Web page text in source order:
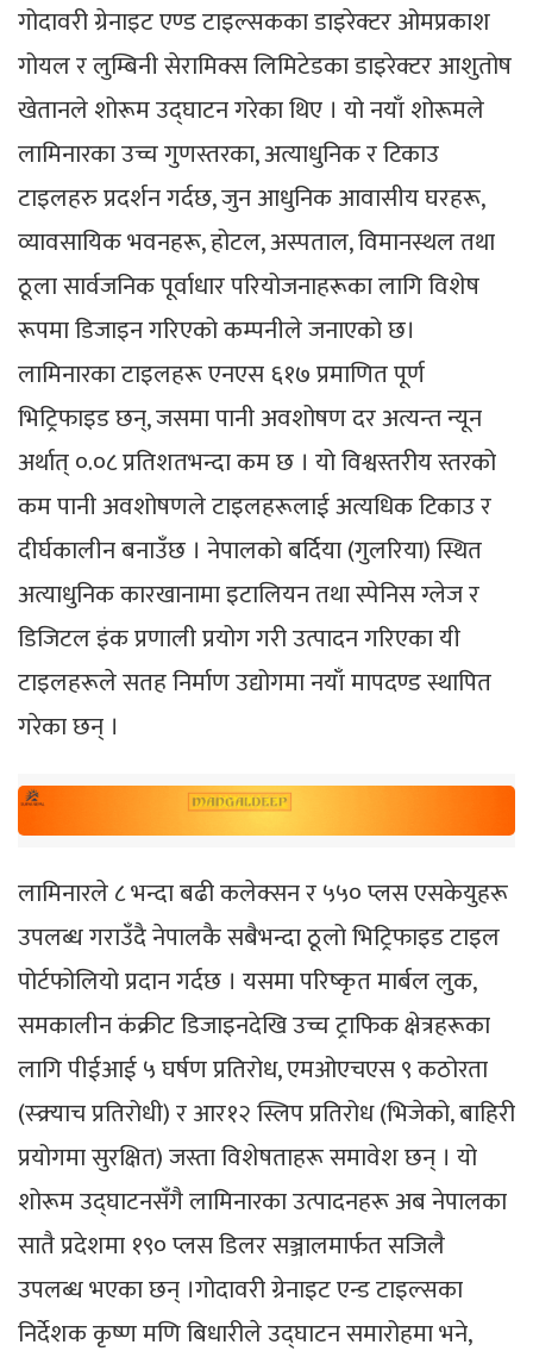
गोदावरी ग्रेनाइट एण्ड टाइल्सकका डाइरेक्टर ओमप्रकाश
गोयल र लुम्बिनी सेरामिक्स लिमिटेडका डाइरेक्टर आशुतोष
खेतानले शोरूम उद्घाटन गरेका थिए । यो नयाँ शोरूमले
लामिनारका उच्च गुणस्तरका, अत्याधुनिक र टिकाउ
टाइलहरु प्रदर्शन गर्दछ, जुन आधुनिक आवासीय घरहरू,
व्यावसायिक भवनहरू, होटल, अस्पताल, विमानस्थल तथा
ठूला सार्वजनिक पूर्वाधार परियोजनाहरूका लागि विशेष
रूपमा डिजाइन गरिएको कम्पनीले जनाएको छ।
लामिनारका टाइलहरू एनएस ६१७ प्रमाणित पूर्ण
भिट्रिफाइड छन्, जसमा पानी अवशोषण दर अत्यन्त न्यून
अर्थात् ०.०८ प्रतिशतभन्दा कम छ । यो विश्वस्तरीय स्तरको
कम पानी अवशोषणले टाइलहरूलाई अत्यधिक टिकाउ र
दीर्घकालीन बनाउँछ । नेपालको बर्दिया (गुलरिया) स्थित
अत्याधुनिक कारखानामा इटालियन तथा स्पेनिस ग्लेज र
डिजिटल इंक प्रणाली प्रयोग गरी उत्पादन गरिएका यी
टाइलहरूले सतह निर्माण उद्योगमा नयाँ मापदण्ड स्थापित
गरेका छन् ।
लामिनारले ८ भन्दा बढी कलेक्सन र ५५० प्लस एसकेयुहरू
उपलब्ध गराउँदै नेपालकै सबैभन्दा ठूलो भिट्रिफाइड टाइल
पोर्टफोलियो प्रदान गर्दछ । यसमा परिष्कृत मार्बल लुक,
समकालीन कंक्रीट डिजाइनदेखि उच्च ट्राफिक क्षेत्रहरूका
लागि पीईआई ५ घर्षण प्रतिरोध, एमओएचएस ९ कठोरता
(स्क्र्याच प्रतिरोधी) र आर१२ स्लिप प्रतिरोध (भिजेको, बाहिरी
प्रयोगमा सुरक्षित) जस्ता विशेषताहरू समावेश छन् । यो
शोरूम उद्घाटनसँगै लामिनारका उत्पादनहरू अब नेपालका
सातै प्रदेशमा १९० प्लस डिलर सञ्जालमार्फत सजिलै
उपलब्ध भएका छन् ।गोदावरी ग्रेनाइट एन्ड टाइल्सका
निर्देशक कृष्ण मणि बिधारीले उद्घाटन समारोहमा भने,